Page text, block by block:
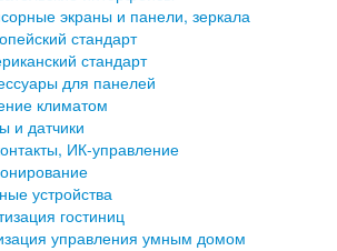
экраны и панели, зеркала
стандарт
стандарт
для панелей
климатом
и датчики
ИК-управление
устройства
гостиниц
управления умным домом